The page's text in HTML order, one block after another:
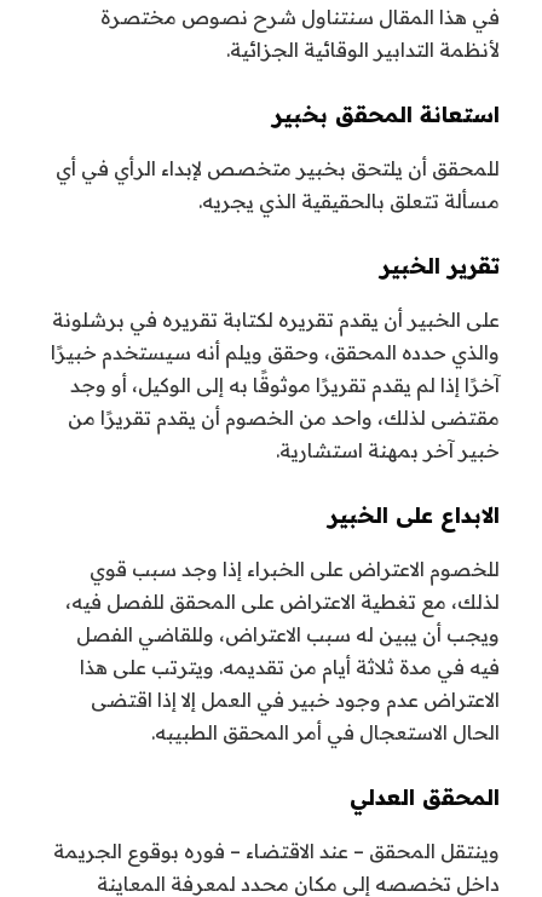
في هذا المقال سنتناول شرح نصوص مختصرة
لأنظمة التدابير الوقائية الجزائية.
استعانة المحقق بخبير
للمحقق أن يلتحق بخبير متخصص لإبداء الرأي في أي
مسألة تتعلق بالحقيقية الذي يجريه.
تقرير الخبير
على الخبير أن يقدم تقريره لكتابة تقريره في برشلونة
والذي حدده المحقق، وحقق ويلم أنه سيستخدم خبيرًا
آخرًا إذا لم يقدم تقريرًا موثوقًا به إلى الوكيل، أو وجد
مقتضى لذلك، واحد من الخصوم أن يقدم تقريرًا من
خبير آخر بمهنة استشارية.
الابداع على الخبير
للخصوم الاعتراض على الخبراء إذا وجد سبب قوي
لذلك، مع تغطية الاعتراض على المحقق للفصل فيه،
ويجب أن يبين له سبب الاعتراض، وللقاضي الفصل
فيه في مدة ثلاثة أيام من تقديمه. ويترتب على هذا
الاعتراض عدم وجود خبير في العمل إلا إذا اقتضى
الحال الاستعجال في أمر المحقق الطبيبه.
المحقق العدلي
وينتقل المحقق – عند الاقتضاء – فوره بوقوع الجريمة
داخل تخصصه إلى مكان محدد لمعرفة المعاينة